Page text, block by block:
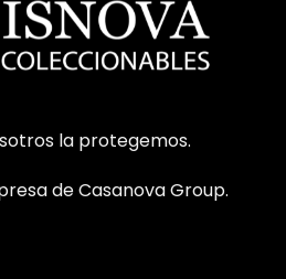
la protegemos.
de Casanova Group.